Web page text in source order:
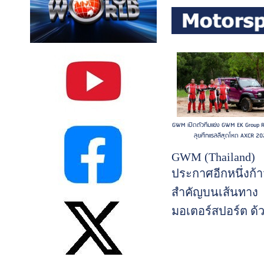
GWM เปิดตัวทีมแข่ง GWM EK Group
ลุยศึกแรลลีสุดโหด AXCR
GWM (Thailand)
ประกาศอีกหนึ่งก้
สำคัญบนเส้นทาง
มอเตอร์สปอร์ต ด้